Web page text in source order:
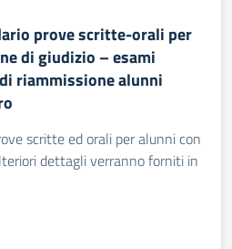
prove scritte-orali per
di giudizio – esami
riammissione alunni
scritte ed orali per alunni con
dettagli verranno forniti in